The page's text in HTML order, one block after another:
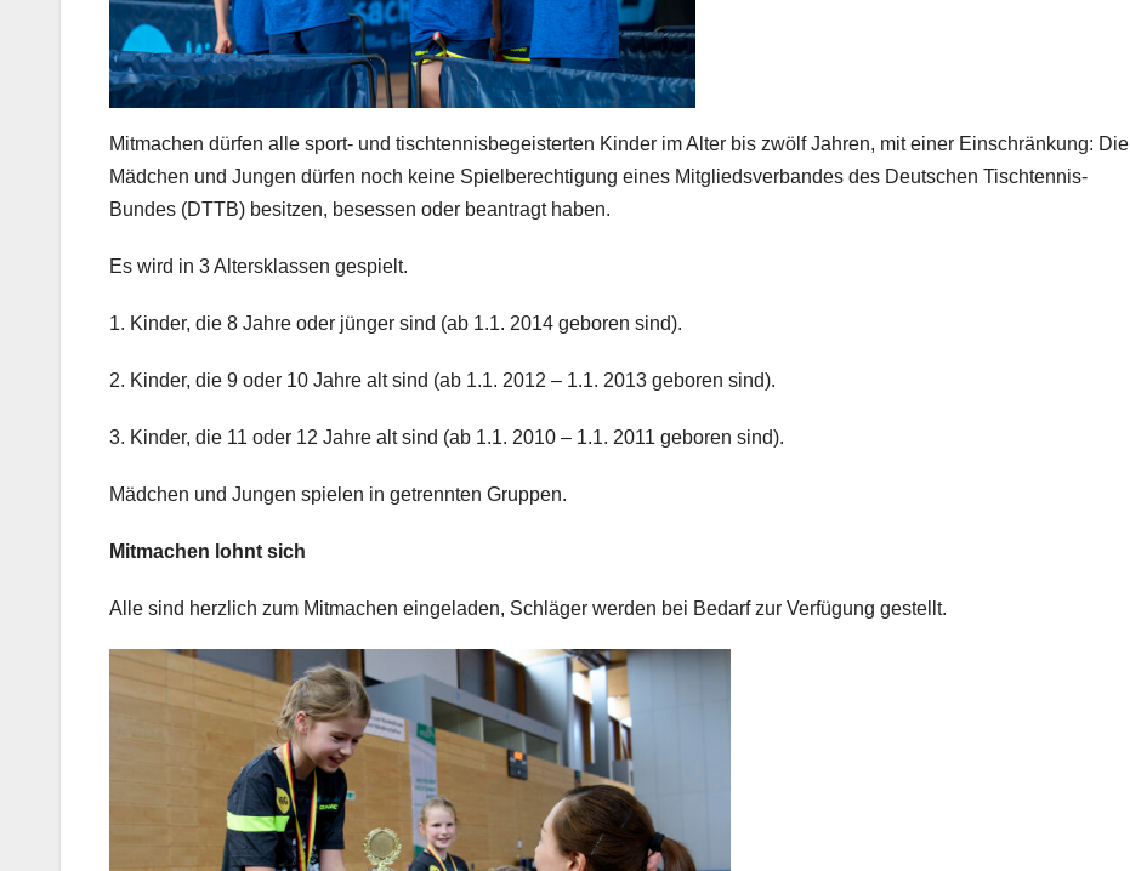
Mitmachen dürfen alle sport- und tischtennisbegeisterten Kinder im Alter bis zwölf Jahren, mit einer Einschränkung: Die
Mädchen und Jungen dürfen noch keine Spielberechtigung eines Mitgliedsverbandes des Deutschen Tischtennis-
Bundes (DTTB) besitzen, besessen oder beantragt haben.
Es wird in 3 Altersklassen gespielt.
1. Kinder, die 8 Jahre oder jünger sind (ab 1.1. 2014 geboren sind).
2. Kinder, die 9 oder 10 Jahre alt sind (ab 1.1. 2012 – 1.1. 2013 geboren sind).
3. Kinder, die 11 oder 12 Jahre alt sind (ab 1.1. 2010 – 1.1. 2011 geboren sind).
Mädchen und Jungen spielen in getrennten Gruppen.
Mitmachen lohnt sich
Alle sind herzlich zum Mitmachen eingeladen, Schläger werden bei Bedarf zur Verfügung gestellt.